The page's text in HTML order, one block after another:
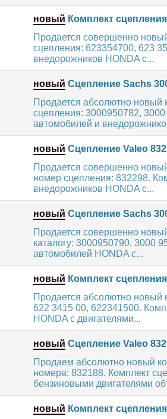
новый Комплект
Продается совершенно
сцепления: 623354700, 623
внедорожников HONDA с...
новый Сцепление Sachs
Продается абсолютно новый
сцепления: 3000950782,
автомобилей и
новый Сцепление Valeo
Продается совершенно
номер сцепления: 832298.
внедорожников HONDA с...
новый Сцепление Sachs
Продается совершенно
каталогу: 3000950790, 3000
автомобилей HONDA с...
новый Комплект
Продается абсолютно новый
622 3415 00, 622341500.
HONDA с двигателями...
новый Сцепление Valeo
Продаем абсолютно новый
номера: 832188. Комплект
бензиновыми двигателями
новый Комплект